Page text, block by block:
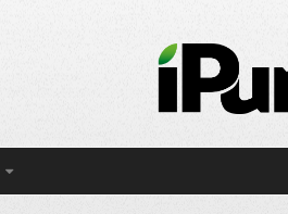
Prémiový
reklamy,